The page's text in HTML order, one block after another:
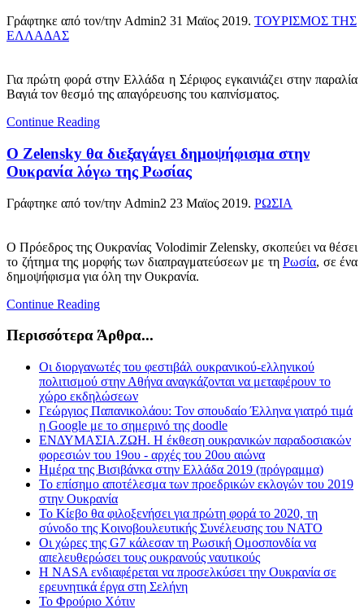
Γράφτηκε από τον/την Admin2 31 Μαϊος 2019. ΤΟΥΡΙΣΜΟΣ ΤΗΣ
ΕΛΛΑΔΑΣ
Για πρώτη φορά στην Ελλάδα η Σέριφος εγκαινιάζει στην παραλία
Βαγιά τον θεσμό της απαγόρευσης του καπνίσματος.
Continue Reading
Ο Zelensky θα διεξαγάγει δημοψήφισμα στην
Ουκρανία λόγω της Ρωσίας
Γράφτηκε από τον/την Admin2 23 Μαϊος 2019. ΡΩΣΙΑ
Ο Πρόεδρος της Ουκρανίας Volodimir Zelensky, σκοπεύει να θέσει
το ζήτημα της μορφής των διαπραγματεύσεων με τη Ρωσία, σε ένα
δημοψήφισμα για όλη την Ουκρανία.
Continue Reading
Περισσότερα Άρθρα...
Οι διοργανωτές του φεστιβάλ ουκρανικού-ελληνικού
πολιτισμού στην Αθήνα αναγκάζονται να μεταφέρουν το
χώρο εκδηλώσεων
Γεώργιος Παπανικολάου: Τον σπουδαίο Έλληνα γιατρό τιμά
η Google με το σημερινό της doodle
ΕΝΔΥΜΑΣΙΑ.ΖΩΗ. Η έκθεση ουκρανικών παραδοσιακών
φορεσιών του 19ου - αρχές του 20ου αιώνα
Ημέρα της Βισιβάνκα στην Ελλάδα 2019 (πρόγραμμα)
Το επίσημο αποτέλεσμα των προεδρικών εκλογών του 2019
στην Ουκρανία
Το Κίεβο θα φιλοξενήσει για πρώτη φορά το 2020, τη
σύνοδο της Κοινοβουλευτικής Συνέλευσης του ΝΑΤΟ
Οι χώρες της G7 κάλεσαν τη Ρωσική Ομοσπονδία να
απελευθερώσει τους ουκρανούς ναυτικούς
Η NASA ενδιαφέρεται να προσελκύσει την Ουκρανία σε
ερευνητικά έργα στη Σελήνη
Το Φρούριο Χότιν